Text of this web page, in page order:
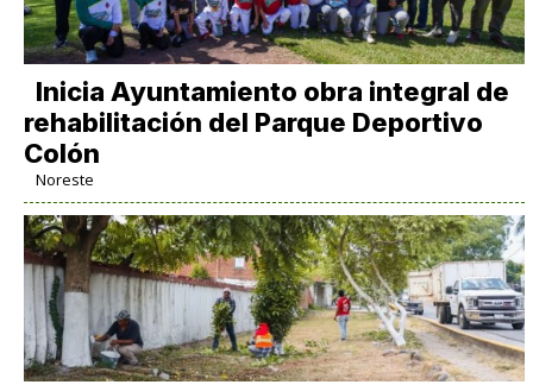
Inicia Ayuntamiento obra integral de
rehabilitación del Parque Deportivo
Colón
Noreste